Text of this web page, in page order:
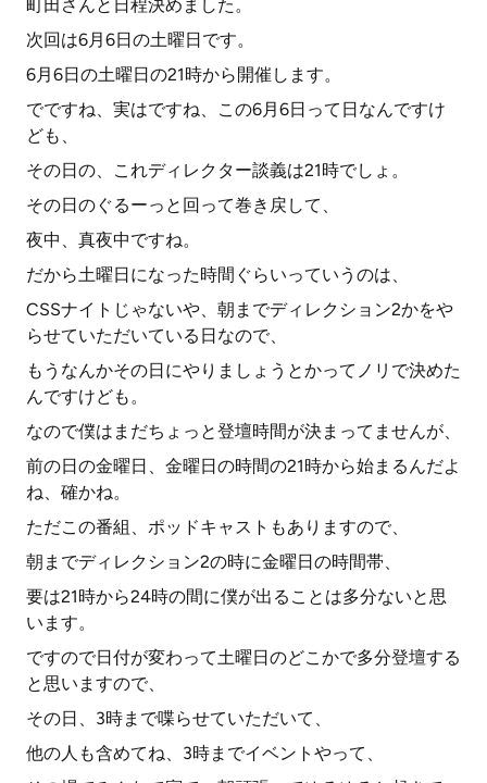
町田さんと日程決めました。
次回は6月6日の土曜日です。
6月6日の土曜日の21時から開催します。
でですね、実はですね、この6月6日って日なんですけ
ども、
その日の、これディレクター談義は21時でしょ。
その日のぐるーっと回って巻き戻して、
夜中、真夜中ですね。
だから土曜日になった時間ぐらいっていうのは、
CSSナイトじゃないや、朝までディレクション2かをや
らせていただいている日なので、
もうなんかその日にやりましょうとかってノリで決めた
んですけども。
なので僕はまだちょっと登壇時間が決まってませんが、
前の日の金曜日、金曜日の時間の21時から始まるんだよ
ね、確かね。
ただこの番組、ポッドキャストもありますので、
朝までディレクション2の時に金曜日の時間帯、
要は21時から24時の間に僕が出ることは多分ないと思
います。
ですので日付が変わって土曜日のどこかで多分登壇する
と思いますので、
その日、3時まで喋らせていただいて、
他の人も含めてね、3時までイベントやって、